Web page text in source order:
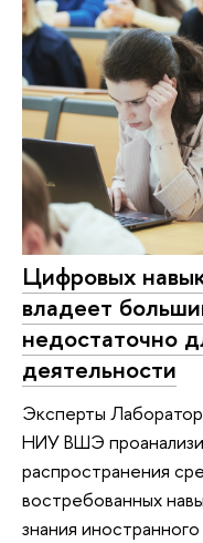
Цифровых
владеет
недостаточно
деятельности
Эксперты
НИУ ВШЭ
распространения
востребованных
знания